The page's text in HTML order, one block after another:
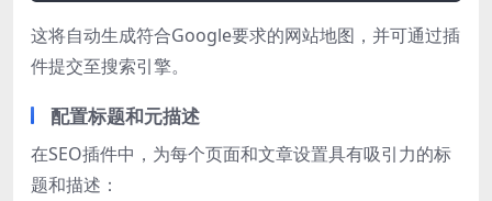
这将自动生成符合Google要求的网站地图，并可通过插
件提交至搜索引擎。
配置标题和元描述
在SEO插件中，为每个页面和文章设置具有吸引力的标
题和描述：